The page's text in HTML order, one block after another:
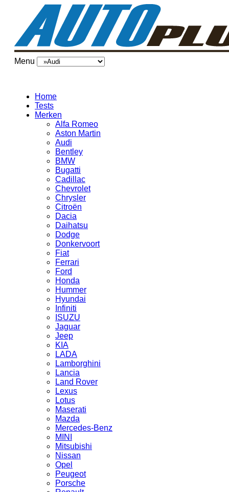
Menu
Home
Tests
Merken
Alfa Romeo
Aston Martin
Audi
Bentley
BMW
Bugatti
Cadillac
Chevrolet
Chrysler
Citroën
Dacia
Daihatsu
Dodge
Donkervoort
Fiat
Ferrari
Ford
Honda
Hummer
Hyundai
Infiniti
ISUZU
Jaguar
Jeep
KIA
LADA
Lamborghini
Lancia
Land Rover
Lexus
Lotus
Maserati
Mazda
Mercedes-Benz
MINI
Mitsubishi
Nissan
Opel
Peugeot
Porsche